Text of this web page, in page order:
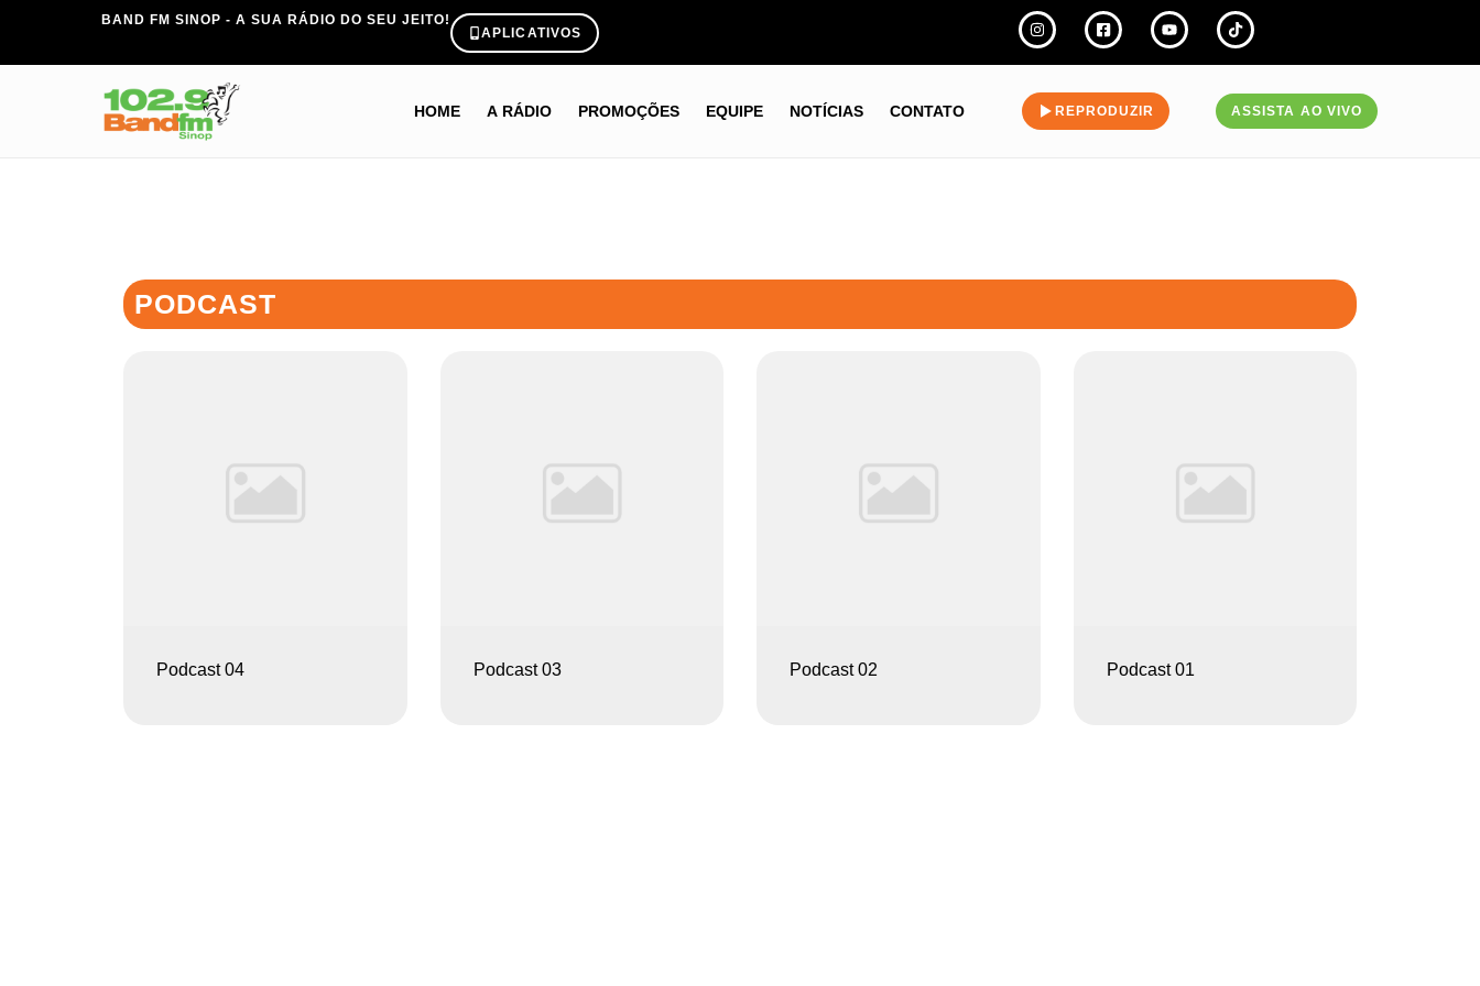
BAND FM SINOP - A SUA RÁDIO DO SEU JEITO!
APLICATIVOS
HOME A RÁDIO PROMOÇÕES EQUIPE NOTÍCIAS CONTATO REPRODUZIR ASSISTA AO VIVO
PODCAST
Podcast 04 Podcast 03 Podcast 02 Podcast 01